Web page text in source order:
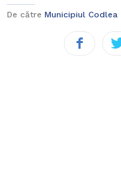
De către Municipiul Codlea